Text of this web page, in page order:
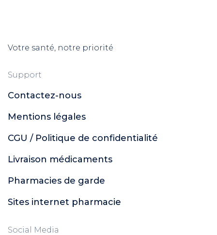
Votre santé, notre priorité
Support
Contactez-nous
Mentions légales
CGU / Politique de confidentialité
Livraison médicaments
Pharmacies de garde
Sites internet pharmacie
Social Media